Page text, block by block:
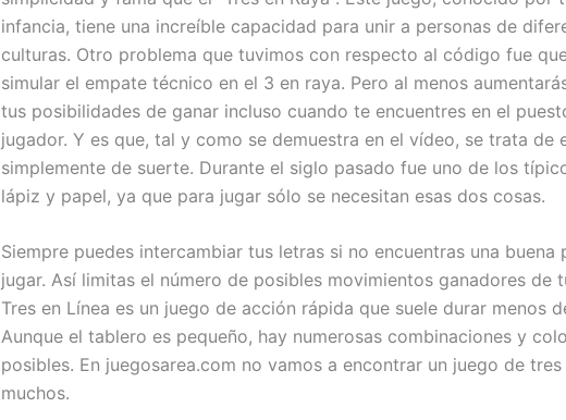
infancia, tiene una increíble capacidad para unir a personas de
culturas. Otro problema que tuvimos con respecto al código fue
simular el empate técnico en el 3 en raya. Pero al menos
tus posibilidades de ganar incluso cuando te encuentres en el
jugador. Y es que, tal y como se demuestra en el vídeo, se trata de
simplemente de suerte. Durante el siglo pasado fue uno de los
lápiz y papel, ya que para jugar sólo se necesitan esas dos cosas.
Siempre puedes intercambiar tus letras si no encuentras una buena
jugar. Así limitas el número de posibles movimientos ganadores de
Tres en Línea es un juego de acción rápida que suele durar menos
Aunque el tablero es pequeño, hay numerosas combinaciones y
posibles. En juegosarea.com no vamos a encontrar un juego de
muchos.